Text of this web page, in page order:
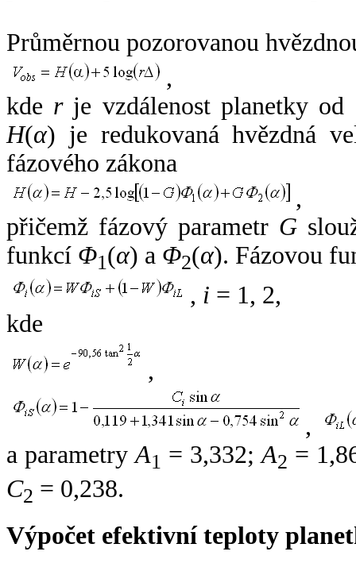
Průměrnou pozorovanou
,
kde rje vzdálenost planetky od
H(α) je redukovaná hvězdná
fázového zákona
,
přičemž fázový parametr G
funkcí Φ1(α) a Φ2(α). Fázovou
, i = 1, 2,
kde
,
,
a parametryA1 = 3,332;A2 =
C2 = 0,238.
Výpočet efektivní teploty